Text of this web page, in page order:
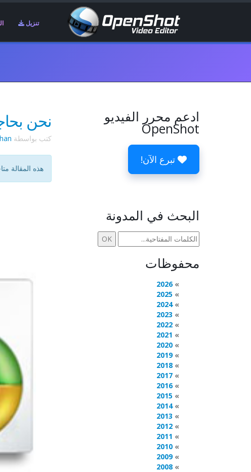
تنزيل
نحن
كتب بواسطة
هذه المقالة
ادعم محرر الفيديو
OpenShot
تبرع الآن!
البحث في المدونة
محفوظات
2026
2025
2024
2023
2022
2021
2020
2019
2018
2017
2016
2015
2014
2013
2012
2011
2010
2009
2008